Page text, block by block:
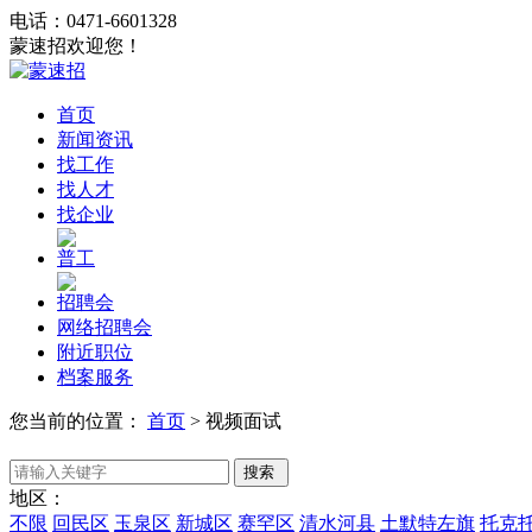
电话：0471-6601328
蒙速招欢迎您！
首页
新闻资讯
找工作
找人才
找企业
普工
招聘会
网络招聘会
附近职位
档案服务
您当前的位置： 首页 > 视频面试
地区：
不限 回民区 玉泉区 新城区 赛罕区 清水河县 土默特左旗 托克